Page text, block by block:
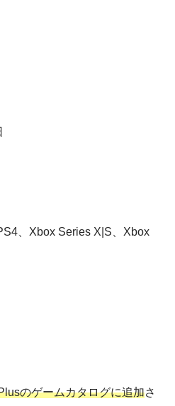
、Xbox Series X|S、Xbox
のゲームカタログに追加さ